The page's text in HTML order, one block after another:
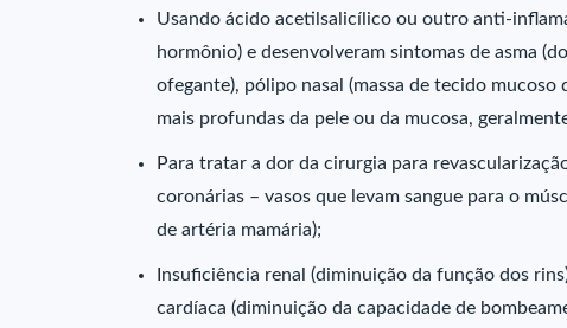
Usando ácido acetilsalicílico ou outro anti-
hormônio) e desenvolveram sintomas de asma
ofegante), pólipo nasal (massa de tecido
mais profundas da pele ou da mucosa,
Para tratar a dor da cirurgia para
coronárias – vasos que levam sangue para o
de artéria mamária);
Insuficiência renal (diminuição da função dos
cardíaca (diminuição da capacidade de